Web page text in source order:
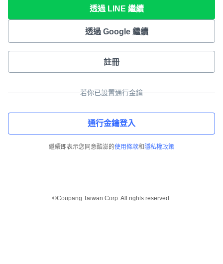
透過 LINE 繼續
透過 Google 繼續
註冊
若你已設置通行金鑰
通行金鑰登入
繼續即表示您同意酷澎的使用條款和 隱私權政策
©Coupang Taiwan Corp. All rights reserved.